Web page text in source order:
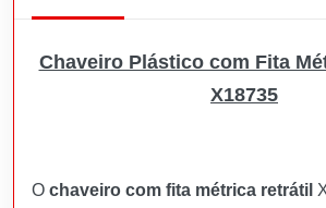
Chaveiro Plástico com Fita
X18735
O chaveiro com fita métrica retrátil